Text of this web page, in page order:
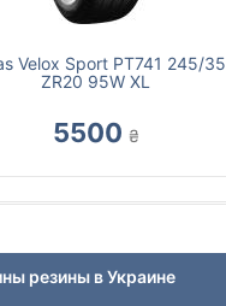
Velox Sport PT741 245/35
ZR20 95W XL
5500 ₴
резины в Украине